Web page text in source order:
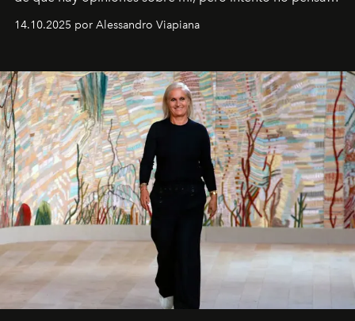
pérdida de tiempo", afirma.
14.10.2025 por Alessandro Viapiana